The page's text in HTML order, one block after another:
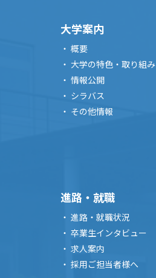
大学案内
概要
大学の特色・取り組み
情報公開
シラバス
その他情報
進路・就職
進路・就職状況
卒業生インタビュー
求人案内
採用ご担当者様へ